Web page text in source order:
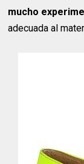
mucho
adecuada al